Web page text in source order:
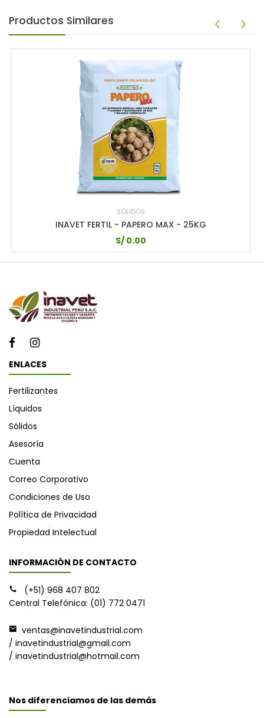
Productos Similares
SÓLIDOS
INAVET FERTIL - PAPERO MAX - 25KG
S/ 0.00
ENLACES
Fertilizantes
Líquidos
Sólidos
Asesoría
Cuenta
Correo Corporativo
Condiciones de Uso
Política de Privacidad
Propiedad Intelectual
INFORMACIÓN DE CONTACTO
(+51) 968 407 802
Central Telefónica: (01) 772 0471
ventas@inavetindustrial.com
/ inavetindustrial@gmail.com
/ inavetindustrial@hotmail.com
Nos diferenciamos de las demás